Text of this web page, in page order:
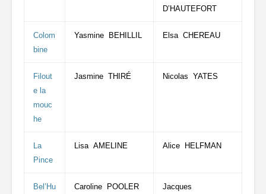
D’HAUTEFORT
Colom
bine
Yasmine BEHILLIL Elsa CHEREAU
Filout
e la
mouc
he
Jasmine THIRÉ Nicolas YATES
La
Pince
Lisa AMELINE Alice HELFMAN
Bel’Hu
Caroline POOLER
Jacques